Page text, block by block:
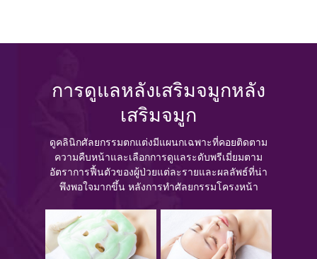
การดูแลหลังเสริมจมูกหลัง
เสริมจมูก
ดูคลินิกศัลยกรรมตกแต่งมีแผนกเฉพาะที่คอยติดตาม
ความคืบหน้าและเลือกการดูแลระดับพรีเมี่ยมตาม
อัตราการฟื้นตัวของผู้ป่วยแต่ละรายและผลลัพธ์ที่น่า
พึงพอใจมากขึ้น หลังการทำศัลยกรรมโครงหน้า